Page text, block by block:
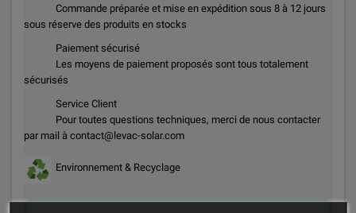
Commande préparée et mise en expédition sous 8 à 12 jours
sous réserve des produits en stocks
Paiement sécurisé
Les moyens de paiement proposés sont tous totalement
sécurisés
Service Client
Pour toutes questions techniques, merci de nous contacter
par mail à contact@levac-solar.com
Environnement & Recyclage